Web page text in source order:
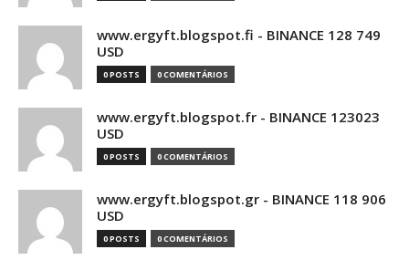
www.ergyft.blogspot.fi - BINANCE 128 749
USD
0 POSTS 0 COMENTÁRIOS
www.ergyft.blogspot.fr - BINANCE 123023
USD
0 POSTS 0 COMENTÁRIOS
www.ergyft.blogspot.gr - BINANCE 118 906
USD
0 POSTS 0 COMENTÁRIOS